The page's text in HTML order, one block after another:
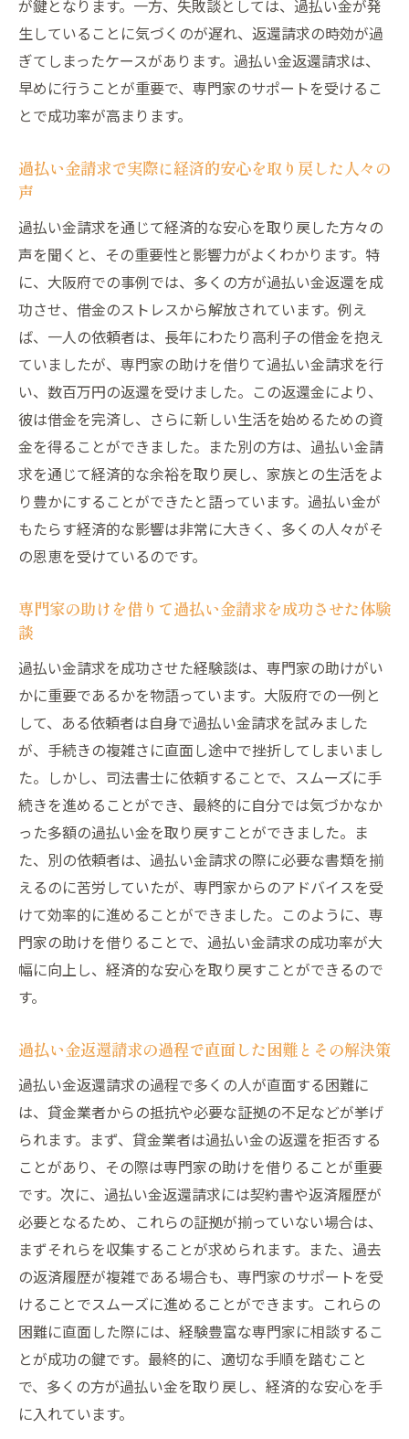
が鍵となります。一方、失敗談としては、過払い金が発
生していることに気づくのが遅れ、返還請求の時効が過
ぎてしまったケースがあります。過払い金返還請求は、
早めに行うことが重要で、専門家のサポートを受けるこ
とで成功率が高まります。
過払い金請求で実際に経済的安心を取り戻した人々の
声
過払い金請求を通じて経済的な安心を取り戻した方々の
声を聞くと、その重要性と影響力がよくわかります。特
に、大阪府での事例では、多くの方が過払い金返還を成
功させ、借金のストレスから解放されています。例え
ば、一人の依頼者は、長年にわたり高利子の借金を抱え
ていましたが、専門家の助けを借りて過払い金請求を行
い、数百万円の返還を受けました。この返還金により、
彼は借金を完済し、さらに新しい生活を始めるための資
金を得ることができました。また別の方は、過払い金請
求を通じて経済的な余裕を取り戻し、家族との生活をよ
り豊かにすることができたと語っています。過払い金が
もたらす経済的な影響は非常に大きく、多くの人々がそ
の恩恵を受けているのです。
専門家の助けを借りて過払い金請求を成功させた体験
談
過払い金請求を成功させた経験談は、専門家の助けがい
かに重要であるかを物語っています。大阪府での一例と
して、ある依頼者は自身で過払い金請求を試みました
が、手続きの複雑さに直面し途中で挫折してしまいまし
た。しかし、司法書士に依頼することで、スムーズに手
続きを進めることができ、最終的に自分では気づかなか
った多額の過払い金を取り戻すことができました。ま
た、別の依頼者は、過払い金請求の際に必要な書類を揃
えるのに苦労していたが、専門家からのアドバイスを受
けて効率的に進めることができました。このように、専
門家の助けを借りることで、過払い金請求の成功率が大
幅に向上し、経済的な安心を取り戻すことができるので
す。
過払い金返還請求の過程で直面した困難とその解決策
過払い金返還請求の過程で多くの人が直面する困難に
は、貸金業者からの抵抗や必要な証拠の不足などが挙げ
られます。まず、貸金業者は過払い金の返還を拒否する
ことがあり、その際は専門家の助けを借りることが重要
です。次に、過払い金返還請求には契約書や返済履歴が
必要となるため、これらの証拠が揃っていない場合は、
まずそれらを収集することが求められます。また、過去
の返済履歴が複雑である場合も、専門家のサポートを受
けることでスムーズに進めることができます。これらの
困難に直面した際には、経験豊富な専門家に相談するこ
とが成功の鍵です。最終的に、適切な手順を踏むこと
で、多くの方が過払い金を取り戻し、経済的な安心を手
に入れています。